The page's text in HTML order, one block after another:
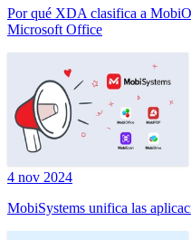
Por qué XDA clasifica a
Microsoft Office
4 nov 2024
MobiSystems unifica las